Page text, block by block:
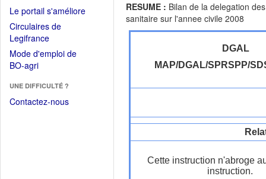
Le portail s'améliore(Fichier
Circulaires de
Legifrance(Ouvrir
dans
une
fenêtre)
Mode d'emploi de
BO-agri(Ouvrir
une
nouvelle
UNE DIFFICULTÉ ?
Contactez-nous
RESUME : Bilan de la delegation
sanitaire sur l'annee civile 2008
DGAL
MAP/DGAL/SPRSPP/
Cette instruction n'abroge
instruction.